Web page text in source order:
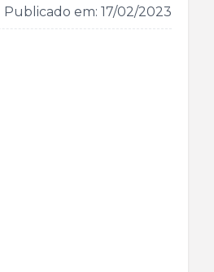
Publicado em: 17/02/2023